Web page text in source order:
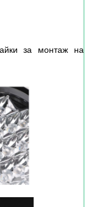
за монтаж на